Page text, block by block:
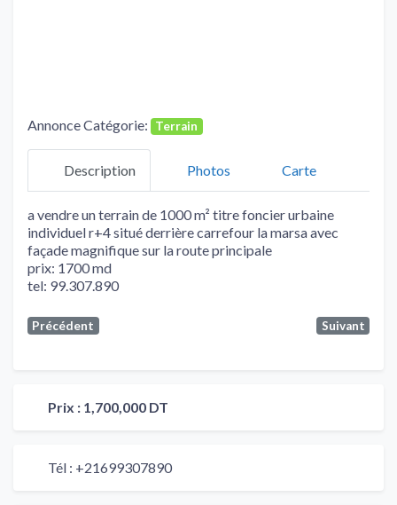
Annonce Catégorie: Terrain
Description Photos Carte
a vendre un terrain de 1000 m² titre foncier urbaine
individuel r+4 situé derrière carrefour la marsa avec
façade magnifique sur la route principale
prix: 1700 md
tel: 99.307.890
Précédent Suivant
Prix : 1,700,000 DT
Tél : +21699307890